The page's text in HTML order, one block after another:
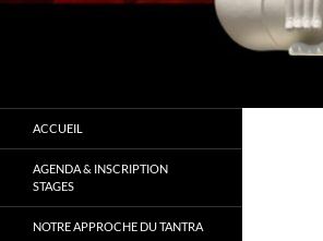
vous connaitre"
ACCUEIL
AGENDA & INSCRIPTION
STAGES
NOTRE APPROCHE DU TANTRA